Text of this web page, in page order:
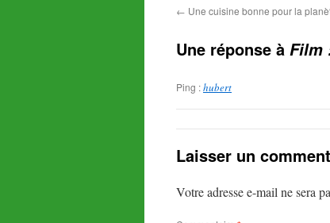
← Une cuisine bonne pour la
Une réponse à Film
Ping :hubert
Laisser un
Votre adresse e-mail ne sera